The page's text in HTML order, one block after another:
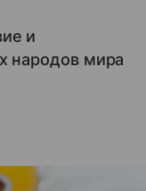
и
народов мира